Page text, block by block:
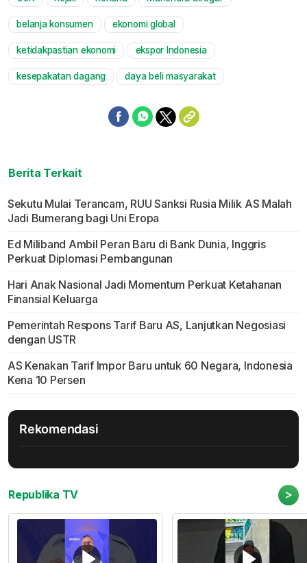
belanja konsumen ekonomi global
ketidakpastian ekonomi ekspor Indonesia
kesepakatan dagang daya beli masyarakat
Berita Terkait
Sekutu Mulai Terancam, RUU Sanksi Rusia Milik AS Malah
Jadi Bumerang bagi Uni Eropa
Ed Miliband Ambil Peran Baru di Bank Dunia, Inggris
Perkuat Diplomasi Pembangunan
Hari Anak Nasional Jadi Momentum Perkuat Ketahanan
Finansial Keluarga
Pemerintah Respons Tarif Baru AS, Lanjutkan Negosiasi
dengan USTR
AS Kenakan Tarif Impor Baru untuk 60 Negara, Indonesia
Kena 10 Persen
Rekomendasi
Republika TV >